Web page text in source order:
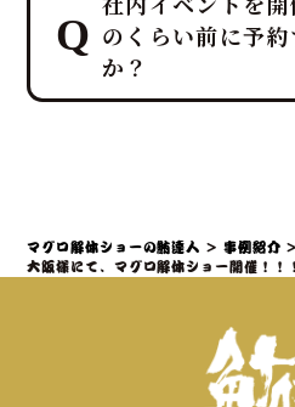
トにしており、企
く、設営から撤収
ていただきます。
大迫力の40キロ以
ョー」や新鮮な部
験」レポートなど
のくらい前に予
か？
特に、大規模なイ
～4月頃）は、職
会場の調整が集中
ご連絡が必須とな
マグロ解体ショーの鮪達人 > 事例紹介
大阪様にて、マグロ解体ショー開催！！！